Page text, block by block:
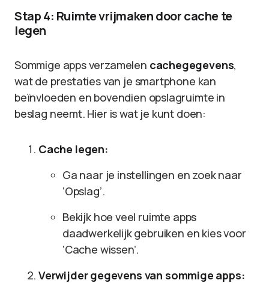
Stap 4: Ruimte vrijmaken door cache te
legen
Sommige apps verzamelen cachegegevens,
wat de prestaties van je smartphone kan
beïnvloeden en bovendien opslagruimte in
beslag neemt. Hier is wat je kunt doen:
Cache legen:
Ga naar je instellingen en zoek naar
‘Opslag’.
Bekijk hoe veel ruimte apps
daadwerkelijk gebruiken en kies voor
‘Cache wissen’.
Verwijder gegevens van sommige apps: